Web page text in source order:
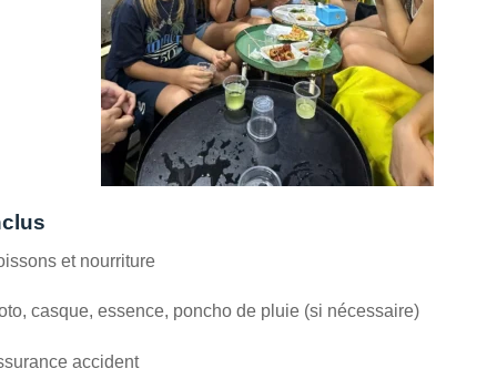
et nourriture
casque, essence, poncho de pluie (si nécessaire)
accident